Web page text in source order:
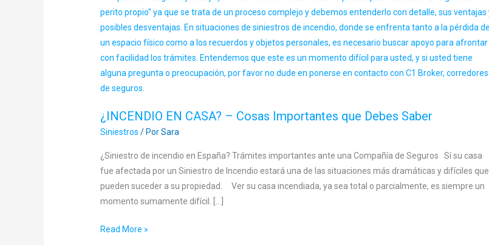
¿INCENDIO EN CASA? – Cosas Importantes que Debes Saber
Siniestros / PorSara
¿Siniestro de incendio en España? Trámites importantes ante una Compañía de Seguros Sí su casa
fue afectada por un Siniestro de Incendio estará una de las situaciones más dramáticas y difíciles que
pueden suceder a su propiedad. Ver su casa incendiada, ya sea total o parcialmente, es siempre un
momento sumamente difícil. […]
Read More »